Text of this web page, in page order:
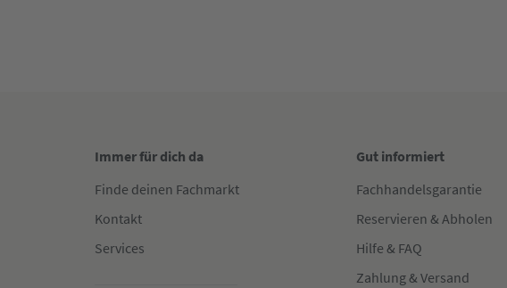
Immer für dich da
Finde deinen Fachmarkt
Kontakt
Services
Gut informiert
Fachhandelsgarantie
Reservieren & Abholen
Hilfe & FAQ
Zahlung & Versand